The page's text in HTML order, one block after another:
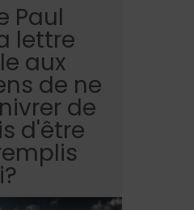
Paul
lettre
aux
de ne
de
d'être